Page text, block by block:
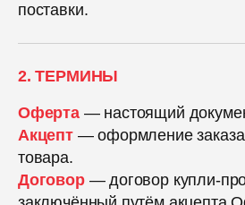
поставки.
2. ТЕРМИНЫ
Оферта— настоящий
Акцепт— оформление заказа
товара.
Договор— договор купли-